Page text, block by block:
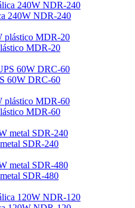
240W NDR-240
MDR-20
60W DRC-60
MDR-60
SDR-240
SDR-480